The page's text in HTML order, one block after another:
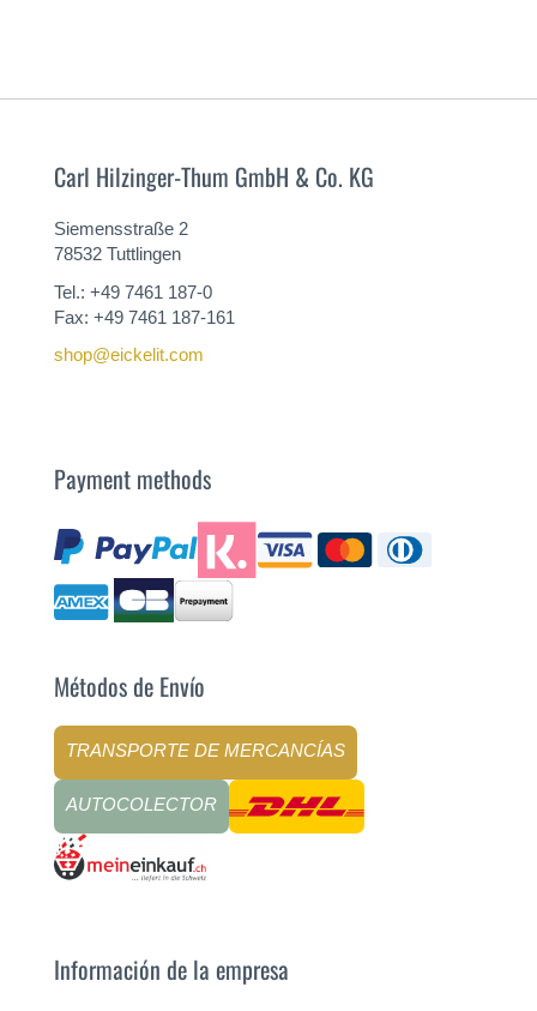
Carl Hilzinger-Thum GmbH & Co. KG
Siemensstraße 2
78532 Tuttlingen
Tel.: +49 7461 187-0
Fax: +49 7461 187-161
shop@eickelit.com
Payment methods
Métodos de Envío
TRANSPORTE DE MERCANCÍAS
AUTOCOLECTOR
Información de la empresa